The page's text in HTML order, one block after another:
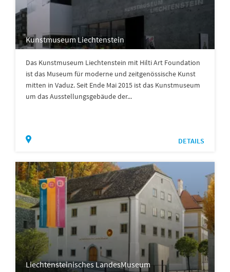
Kunstmuseum Liechtenstein
Das Kunstmuseum Liechtenstein mit Hilti Art Foundation
ist das Museum für moderne und zeitgenössische Kunst
mitten in Vaduz. Seit Ende Mai 2015 ist das Kunstmuseum
um das Ausstellungsgebäude der...
DETAILS
Liechtensteinisches LandesMuseum